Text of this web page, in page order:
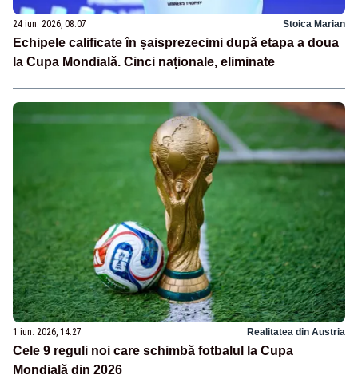
24 iun. 2026, 08:07 Stoica Marian
Echipele calificate în șaisprezecimi după etapa a doua
la Cupa Mondială. Cinci naționale, eliminate
1 iun. 2026, 14:27 Realitatea din Austria
Cele 9 reguli noi care schimbă fotbalul la Cupa
Mondială din 2026